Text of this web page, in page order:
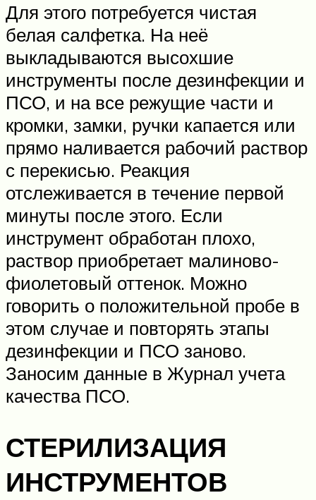
Для этого потребуется чистая
белая салфетка. На неё
выкладываются высохшие
инструменты после дезинфекции и
ПСО, и на все режущие части и
кромки, замки, ручки капается или
прямо наливается рабочий раствор
с перекисью. Реакция
отслеживается в течение первой
минуты после этого. Если
инструмент обработан плохо,
раствор приобретает малиново-
фиолетовый оттенок. Можно
говорить о положительной пробе в
этом случае и повторять этапы
дезинфекции и ПСО заново.
Заносим данные в Журнал учета
качества ПСО.
СТЕРИЛИЗАЦИЯ
ИНСТРУМЕНТОВ